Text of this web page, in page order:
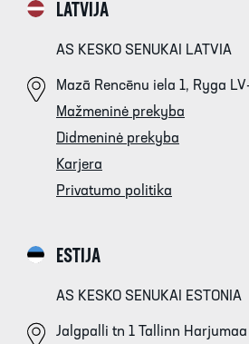
LATVIJA
AS KESKO SENUKAI LATVIA
Mazā Rencēnu iela 1, Ryga
Mažmeninė prekyba
Didmeninė prekyba
Karjera
Privatumo politika
ESTIJA
AS KESKO SENUKAI ESTONIA
Jalgpalli tn 1 Tallinn Harjumaa